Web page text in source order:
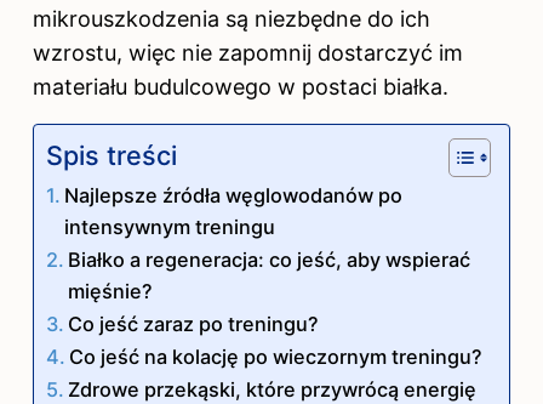
mikrouszkodzenia są niezbędne do ich
wzrostu, więc nie zapomnij dostarczyć im
materiału budulcowego w postaci białka.
Spis treści
Najlepsze źródła węglowodanów po
intensywnym treningu
Białko a regeneracja: co jeść, aby wspierać
mięśnie?
Co jeść zaraz po treningu?
Co jeść na kolację po wieczornym treningu?
Zdrowe przekąski, które przywrócą energię